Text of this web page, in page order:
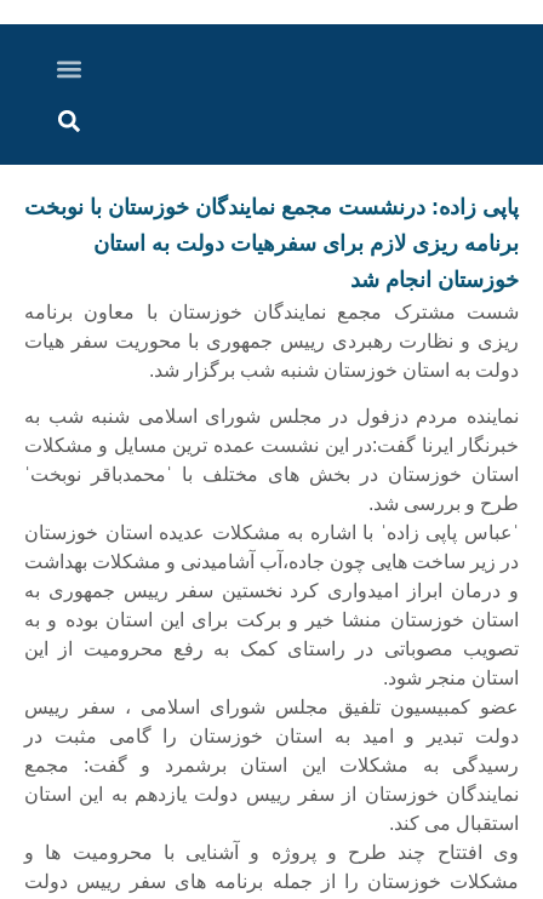
پاپی زاده: درنشست مجمع نمایندگان خوزستان با نوبخت
برنامه ریزی لازم برای سفرهیات دولت به استان
خوزستان انجام شد
شست مشترک مجمع نمایندگان خوزستان با معاون برنامه
ریزی و نظارت رهبردی رییس جمهوری با محوریت سفر هیات
دولت به استان خوزستان شنبه شب برگزار شد.
نماینده مردم دزفول در مجلس شورای اسلامی شنبه شب به
خبرنگار ایرنا گفت:در این نشست عمده ترین مسایل و مشکلات
استان خوزستان در بخش های مختلف با ˈمحمدباقر نوبختˈ
طرح و بررسی شد.
ˈعباس پاپی زادهˈ با اشاره به مشکلات عدیده استان خوزستان
در زیر ساخت هایی چون جاده،آب آشامیدنی و مشکلات بهداشت
و درمان ابراز امیدواری کرد نخستین سفر رییس جمهوری به
استان خوزستان منشا خیر و برکت برای این استان بوده و به
تصویب مصوباتی در راستای کمک به رفع محرومیت از این
استان منجر شود.
عضو کمبیسیون تلفیق مجلس شورای اسلامی ، سفر رییس
دولت تبدیر و امید به استان خوزستان را گامی مثبت در
رسیدگی به مشکلات این استان برشمرد و گفت: مجمع
نمایندگان خوزستان از سفر رییس دولت یازدهم به این استان
استقبال می کند.
وی افتتاح چند طرح و پروژه و آشنایی با محرومیت ها و
مشکلات خوزستان را از جمله برنامه های سفر رییس دولت